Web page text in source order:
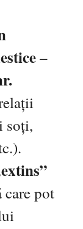
–
soți,
care pot